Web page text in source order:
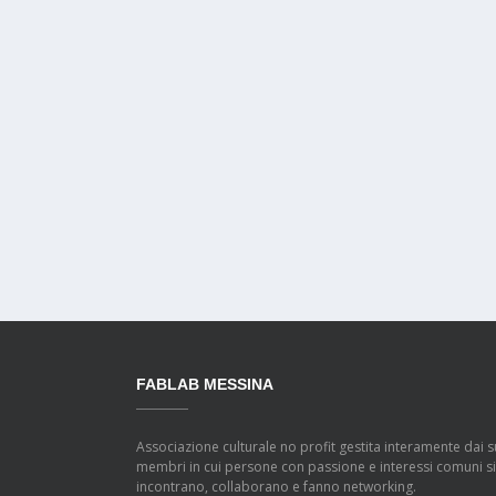
FABLAB MESSINA
Associazione culturale no profit gestita interamente dai
membri in cui persone con passione e interessi comuni si
incontrano, collaborano e fanno networking.